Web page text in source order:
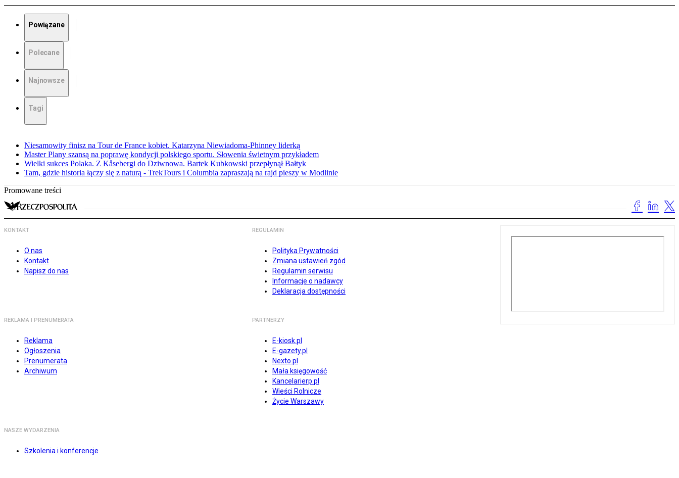
Powiązane
Polecane
Najnowsze
Tagi
Niesamowity finisz na Tour de France kobiet. Katarzyna Niewiadoma-Phinney liderką
Master Plany szansą na poprawę kondycji polskiego sportu. Słowenia świetnym przykładem
Wielki sukces Polaka. Z Kåsebergi do Dziwnowa. Bartek Kubkowski przepłynął Bałtyk
Tam, gdzie historia łączy się z naturą - TrekTours i Columbia zapraszają na rajd pieszy w Modlinie
Promowane treści
KONTAKT
O nas
Kontakt
Napisz do nas
REGULAMIN
Polityka Prywatności
Zmiana ustawień zgód
Regulamin serwisu
Informacje o nadawcy
Deklaracja dostępności
REKLAMA I PRENUMERATA
Reklama
Ogłoszenia
Prenumerata
Archiwum
PARTNERZY
E-kiosk.pl
E-gazety.pl
Nexto.pl
Mała księgowość
Kancelarierp.pl
Wieści Rolnicze
Życie Warszawy
NASZE WYDARZENIA
Szkolenia i konferencje